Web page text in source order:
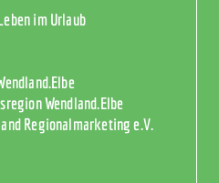
im Urlaub
Wendland.Elbe
Regionalmarketing e.V.